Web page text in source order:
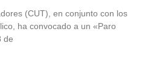
(CUT), en conjunto con los
ha convocado a un «Paro
de